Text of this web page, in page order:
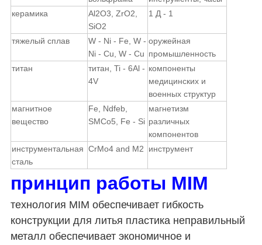
керамика
Al2O3, ZrO2,
SiO2
1 Д - 1
тяжелый сплав
W - Ni - Fe, W -
Ni - Cu, W - Cu
оружейная
промышленность
титан
титан, Ti - 6Al -
4V
компоненты
медицинских и
военных структур
магнитное
вещество
Fe, Ndfeb,
SMCo5, Fe - Si
магнетизм
различных
компонентов
инструментальная
сталь
CrMo4 and M2 инструмент
принцип работы MIM
технология MIM обеспечивает гибкость
конструкции для литья пластика неправильный
металл обеспечивает экономичное и